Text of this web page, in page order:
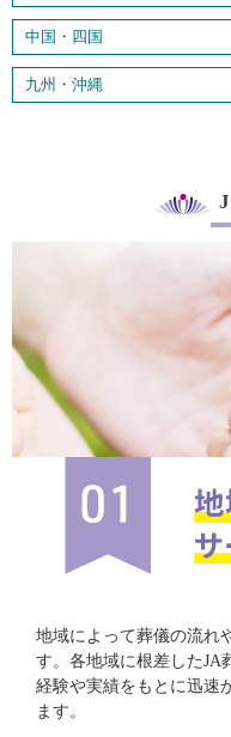
中国・四国
九州・沖縄
地域によって葬儀の流れ
す。各地域に根差したJA
経験や実績をもとに迅速
ます。